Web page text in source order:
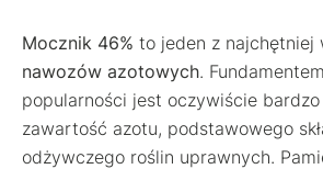
Mocznik 46% to jeden z najchętniej
nawozów azotowych.
popularności jest oczywiście
zawartość azotu, podstawowego
odżywczego roślin uprawnych.